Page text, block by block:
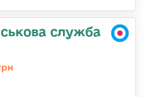
служба